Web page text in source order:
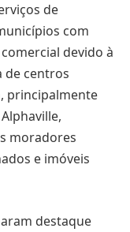
de
com
devido à
de centros
principalmente
moradores
e imóveis
destaque